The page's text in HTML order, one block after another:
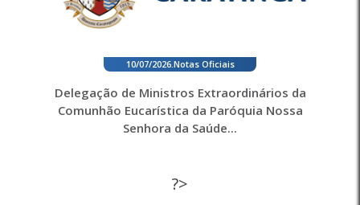
10/07/2026. Notas Oficiais
Delegação de Ministros Extraordinários da
Comunhão Eucarística da Paróquia Nossa
Senhora da Saúde...
?>